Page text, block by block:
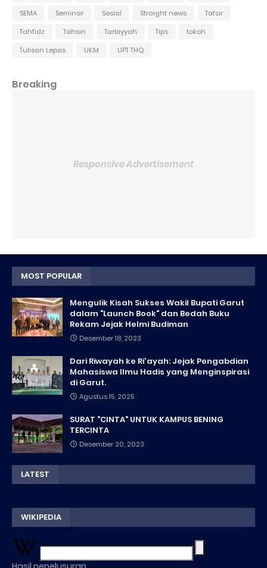
SEMA
Seminar Sosial Straight news
Tafsir
Tahfidz
Tahsin Tarbiyyah Tips
tokoh
Tulisan Lepas
UKM UPT THQ
Breaking
Responsive Advertisement
MOST POPULAR
Mengulik Kisah Sukses Wakil Bupati Garut
dalam "Launch Book" dan Bedah Buku
Rekam Jejak Helmi Budiman
Desember 18, 2023
Dari Riwayah ke Ri'ayah: Jejak Pengabdian
Mahasiswa Ilmu Hadis yang Menginspirasi
di Garut.
Agustus 15, 2025
SURAT "CINTA" UNTUK KAMPUS BENING
TERCINTA
Desember 20, 2023
LATEST
WIKIPEDIA